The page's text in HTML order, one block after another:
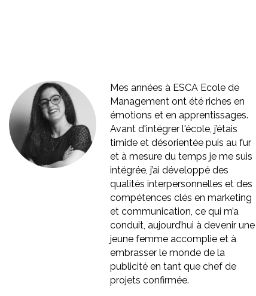
Mes années à ESCA Ecole de
Management ont été riches en
émotions et en apprentissages.
Avant d'intégrer l'école, j’étais
timide et désorientée puis au fur
et à mesure du temps je me suis
intégrée, j’ai développé des
qualités interpersonnelles et des
compétences clés en marketing
et communication, ce qui m’a
conduit, aujourd’hui à devenir une
jeune femme accomplie et à
embrasser le monde de la
publicité en tant que chef de
projets confirmée.